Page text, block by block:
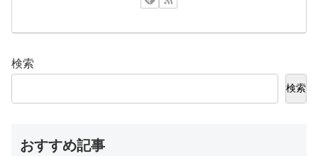
検索
検索
おすすめ記事